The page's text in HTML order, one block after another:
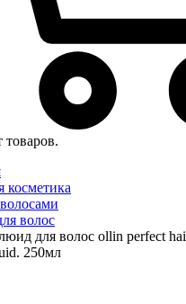
товаров.
косметика
волос
для волос ollin perfect
250мл